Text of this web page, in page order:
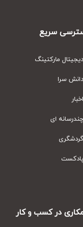
سریع
مارکتینگ
سرا
ای
در کسب و کار